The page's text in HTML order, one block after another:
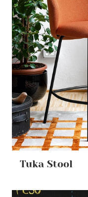
Tuka Stool